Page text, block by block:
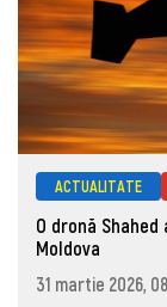
ACTUALITATE
O dronă
Moldova
31 martie 2026,